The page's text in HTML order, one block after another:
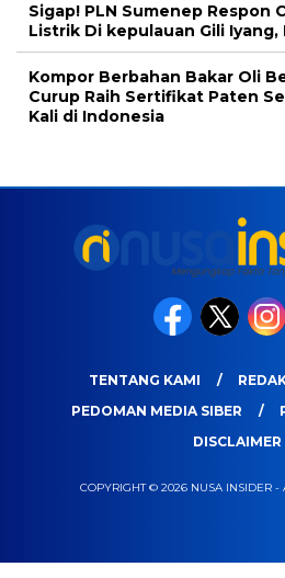
Sigap! PLN Sumenep Respon
Listrik Di kepulauan Gili Iyang,
Kompor Berbahan Bakar Oli
Curup Raih Sertifikat Paten
Kali di Indonesia
TENTANG KAMI
PEDOMAN MEDIA SIBER
DISCLAIMER
COPYRIGHT © 2026 NUSA INSIDER -